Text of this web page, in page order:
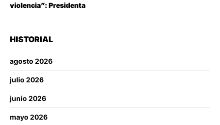
violencia”: Presidenta
HISTORIAL
agosto 2026
julio 2026
junio 2026
mayo 2026